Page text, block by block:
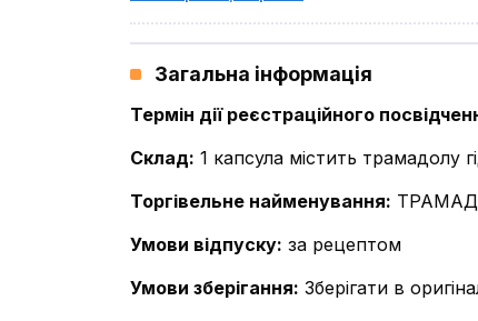
Загальна інформація
Термін дії реєстраційного
Склад: 1 капсула містить трамадолу
Торгівельне найменування:
Умови відпуску: за рецептом
Умови зберігання: Зберігати в